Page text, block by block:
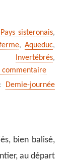
sisteronais,
, Aqueduc,
Invertébrés,
sur
Demie-journée
bien balisé,
au départ